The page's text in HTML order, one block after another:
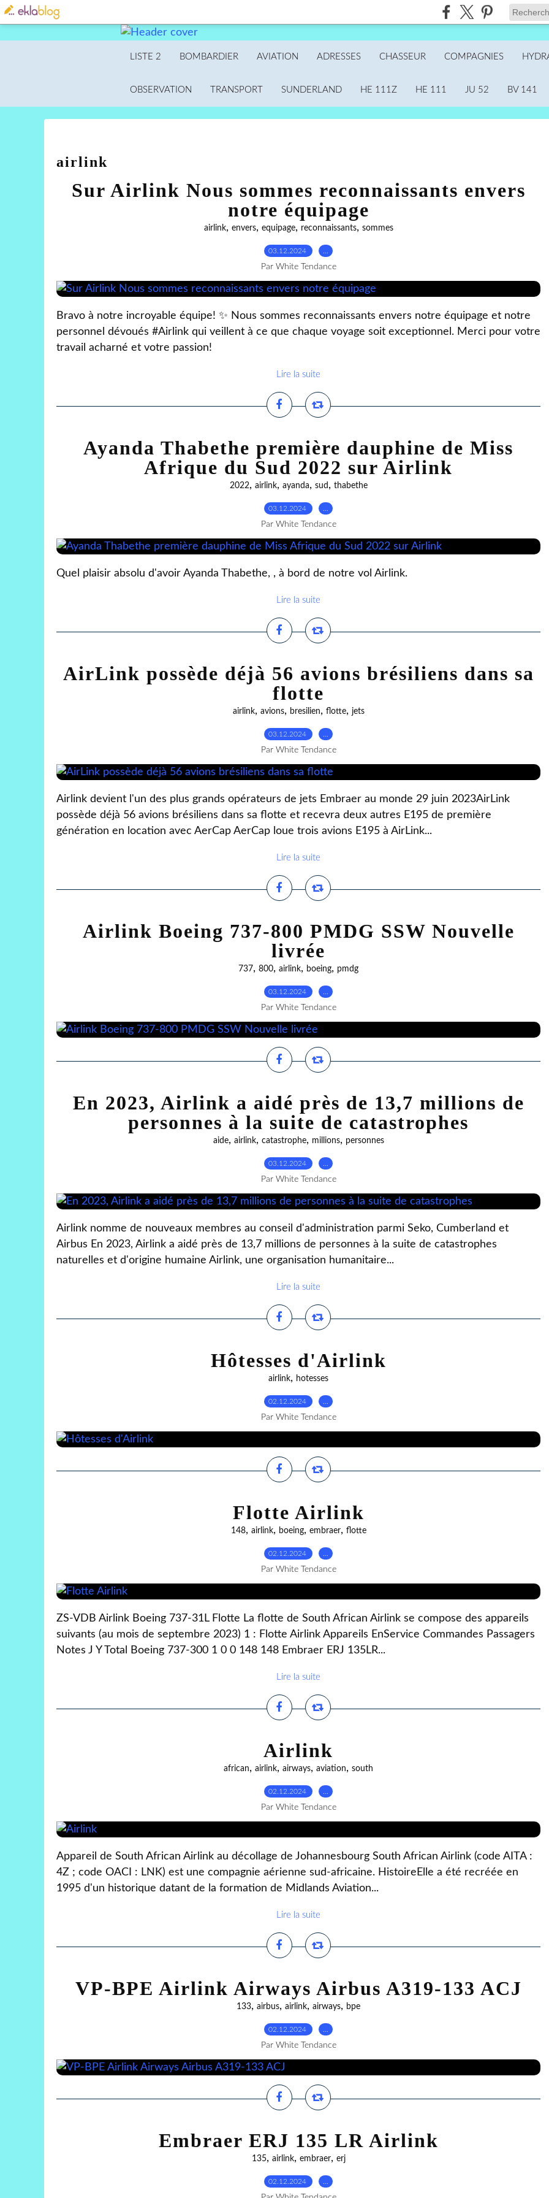
LISTE 2 BOMBARDIER AVIATION ADRESSES CHASSEUR COMPAGNIES
OBSERVATION TRANSPORT SUNDERLAND HE 111Z HE 111 JU 52 BV 141
airlink
Sur Airlink Nous sommes reconnaissants envers
notre équipage
airlink, envers, equipage, reconnaissants, sommes
03.12.2024
Par White Tendance
Bravo à notre incroyable équipe! ✨ Nous sommes reconnaissants envers notre équipage et notre
personnel dévoués #Airlink qui veillent à ce que chaque voyage soit exceptionnel. Merci pour votre
travail acharné et votre passion!
Lire la suite
Ayanda Thabethe première dauphine de Miss
Afrique du Sud 2022 sur Airlink
2022, airlink, ayanda, sud , thabethe
03.12.2024
Par White Tendance
Quel plaisir absolu d'avoir Ayanda Thabethe, , à bord de notre vol Airlink.
Lire la suite
AirLink possède déjà 56 avions brésiliens dans sa
flotte
airlink, avions, bresilien, flotte, jets
03.12.2024
Par White Tendance
Airlink devient l'un des plus grands opérateurs de jets Embraer au monde 29 juin 2023AirLink
possède déjà 56 avions brésiliens dans sa flotte et recevra deux autres E195 de première
génération en location avec AerCap AerCap loue trois avions E195 à AirLink...
Lire la suite
Airlink Boeing 737-800 PMDG SSW Nouvelle
livrée
737, 800, airlink, boeing, pmdg
03.12.2024
Par White Tendance
En 2023, Airlink a aidé près de 13,7 millions de
personnes à la suite de catastrophes
aide, airlink, catastrophe, millions, personnes
03.12.2024
Par White Tendance
Airlink nomme de nouveaux membres au conseil d'administration parmi Seko, Cumberland et
Airbus En 2023, Airlink a aidé près de 13,7 millions de personnes à la suite de catastrophes
naturelles et d'origine humaine Airlink, une organisation humanitaire...
Lire la suite
Hôtesses d'Airlink
airlink, hotesses
02.12.2024
Par White Tendance
Flotte Airlink
148, airlink, boeing, embraer, flotte
02.12.2024
Par White Tendance
ZS-VDB Airlink Boeing 737-31L Flotte La flotte de South African Airlink se compose des appareils
suivants (au mois de septembre 2023) 1 : Flotte Airlink Appareils EnService Commandes Passagers
Notes J Y Total Boeing 737-300 1 0 0 148 148 Embraer ERJ 135LR...
Lire la suite
Airlink
african, airlink, airways, aviation, south
02.12.2024
Par White Tendance
Appareil de South African Airlink au décollage de Johannesbourg South African Airlink (code AITA :
4Z ; code OACI : LNK) est une compagnie aérienne sud-africaine. HistoireElle a été recréée en
1995 d'un historique datant de la formation de Midlands Aviation...
Lire la suite
VP-BPE Airlink Airways Airbus A319-133 ACJ
133, airbus, airlink, airways, bpe
02.12.2024
Par White Tendance
Embraer ERJ 135 LR Airlink
135, airlink, embraer, erj
02.12.2024